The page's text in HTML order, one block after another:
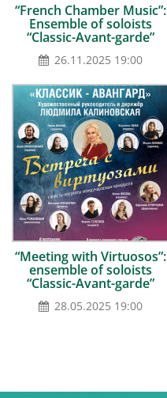
“French Chamber Music”:
Ensemble of soloists
“Classic-Avant-garde”
26.11.2025 19:00
“Meeting with Virtuosos”:
ensemble of soloists
“Classic-Avant-garde”
28.05.2025 19:00